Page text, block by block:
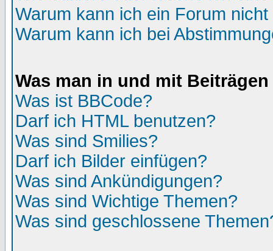
Warum kann ich ein Forum
Warum kann ich bei
Was man in und mit
Was ist BBCode?
Darf ich HTML benutzen?
Was sind Smilies?
Darf ich Bilder einfügen?
Was sind Ankündigungen?
Was sind Wichtige Themen?
Was sind geschlossene